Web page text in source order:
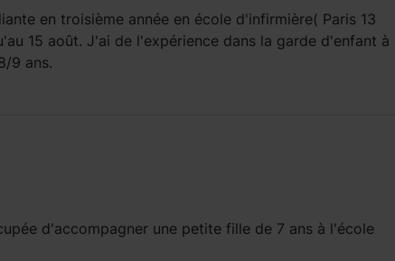
en troisième année en école d'infirmière( Paris 13
15 août. J'ai de l'expérience dans la garde d'enfant à
9 ans.
d'accompagner une petite fille de 7 ans à l'école